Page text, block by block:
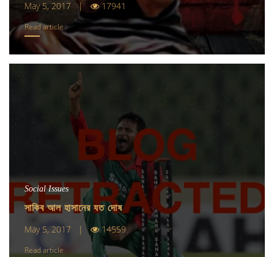
May 5, 2017 | 17941
Read article
Social Issues
সাকিব আল হাসানের যত দোষ
May 5, 2017 | 14559
Read article